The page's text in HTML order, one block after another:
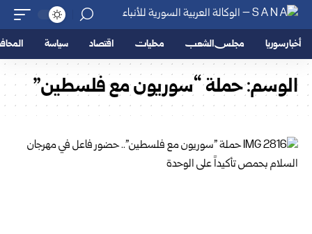
أخبار سوريا مجلس الشعب محليات اقتصاد سياسة
الوسم:حملة “سوريون مع فلسطين”